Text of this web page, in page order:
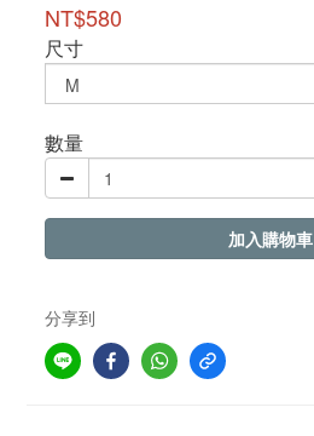
NT$580
尺寸
數量
加入購物車
分享到